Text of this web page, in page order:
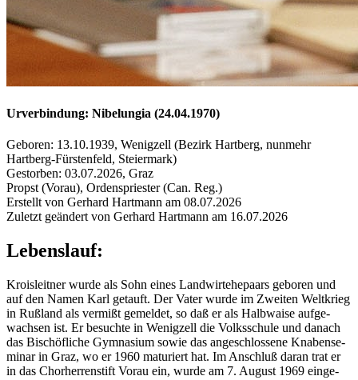
Urverbindung: Nibelungia (24.04.1970)
Geboren: 13.10.1939, Wenigzell (Bezirk Hartberg, nunmehr
Hartberg-Fürstenfeld, Steiermark)
Gestorben: 03.07.2026, Graz
Propst (Vorau), Ordenspriester (Can. Reg.)
Erstellt von Gerhard Hartmann am 08.07.2026
Zuletzt geändert von Gerhard Hartmann am 16.07.2026
Lebenslauf:
Krois­leit­ner wurde als Sohn eines Land­wir­t­ehe­paars ge­bo­ren und
auf den Namen Karl ge­tauft. Der Vater wurde im Zwei­ten Welt­krieg
in Ru­ß­land als ver­mi­ßt ge­mel­det, so daß er als Halb­wai­se auf­ge­
wach­sen ist. Er be­such­te in We­nig­zell die Volks­schu­le und da­nach
das Bi­schöf­li­che Gym­na­si­um sowie das an­ge­schlos­se­ne Kna­ben­se­
mi­nar in Graz, wo er 1960 ma­tu­riert hat. Im An­schluß daran trat er
in das Chor­her­ren­stift Vorau ein, wurde am 7. Au­gust 1969 ein­ge­